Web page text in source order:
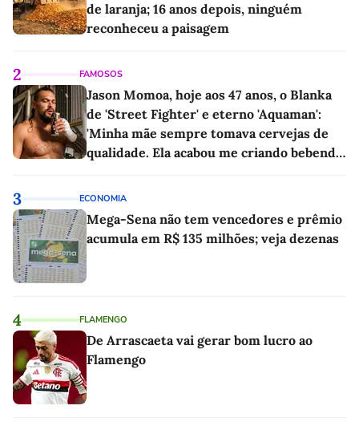
de laranja; 16 anos depois, ninguém
reconheceu a paisagem
2 FAMOSOS
Jason Momoa, hoje aos 47 anos, o Blanka
de 'Street Fighter' e eterno 'Aquaman':
'Minha mãe sempre tomava cervejas de
qualidade. Ela acabou me criando bebendo
3 ECONOMIA
Mega-Sena não tem vencedores e prêmio
acumula em R$ 135 milhões; veja dezenas
4 FLAMENGO
De Arrascaeta vai gerar bom lucro ao
Flamengo